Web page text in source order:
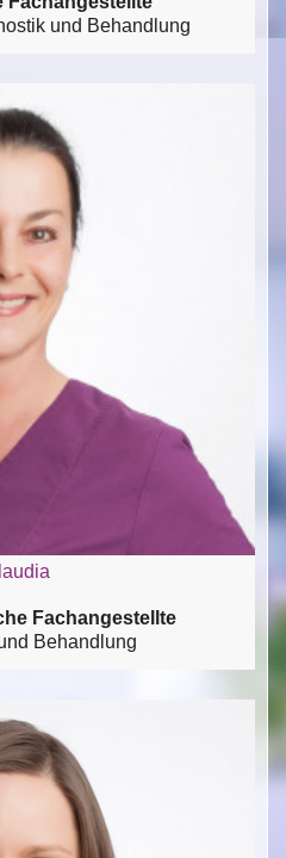
und Behandlung
Fachangestellte
Behandlung